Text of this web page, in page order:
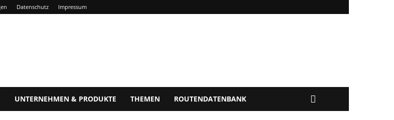
Datenschutz Impressum
UNTERNEHMEN & PRODUKTE THEMEN ROUTENDATENBANK